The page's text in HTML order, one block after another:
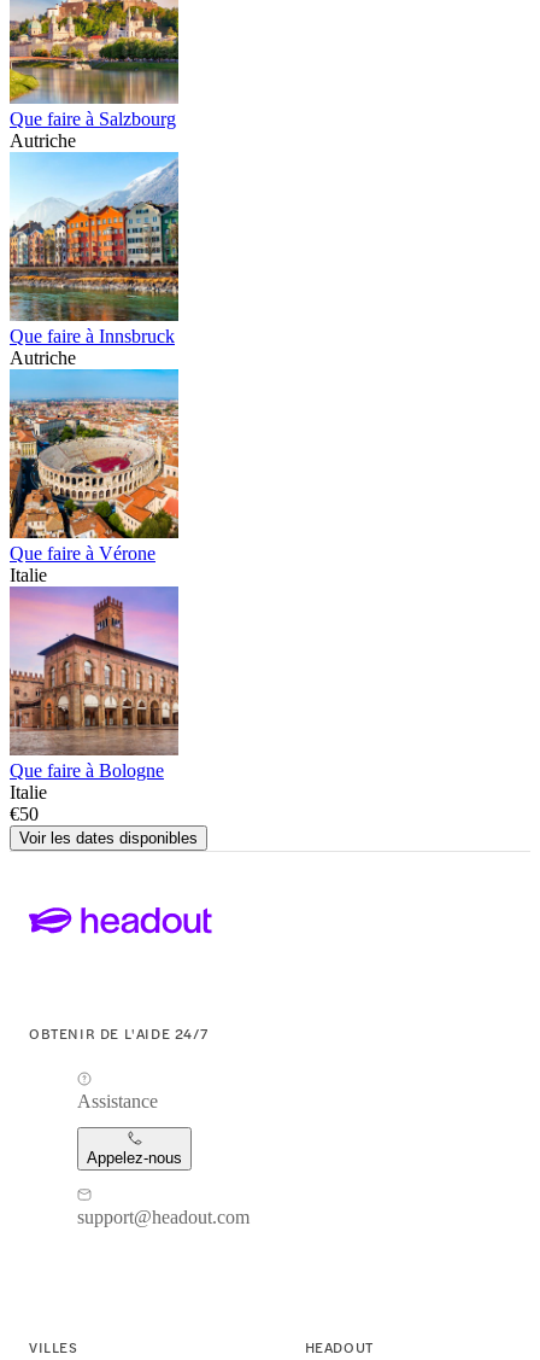
Que faire à Salzbourg
Autriche
Que faire à Innsbruck
Autriche
Que faire à Vérone
Italie
Que faire à Bologne
Italie
€50
Voir les dates disponibles
OBTENIR DE L'AIDE 24/7
Assistance
Appelez-nous
support@headout.com
VILLES HEADOUT